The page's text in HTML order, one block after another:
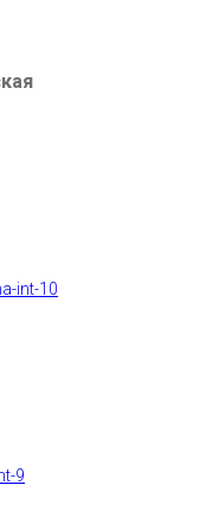
int-10
9